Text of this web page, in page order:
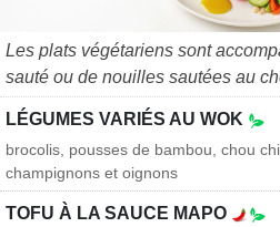
Les plats végétariens sont
sauté ou de nouilles sautées au
LÉGUMES VARIÉS AU WOK
brocolis, pousses de bambou, chou
champignons et oignons
TOFU À LA SAUCE MAPO